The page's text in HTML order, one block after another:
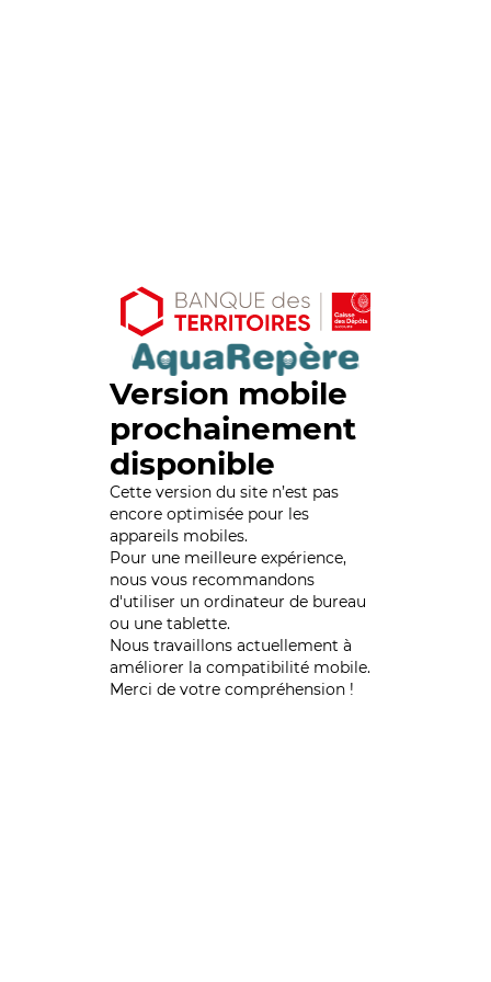
Version mobile
prochainement
disponible
Cette version du site n’est pas
encore optimisée pour les
appareils mobiles.
Pour une meilleure expérience,
nous vous recommandons
d'utiliser un ordinateur de bureau
ou une tablette.
Nous travaillons actuellement à
améliorer la compatibilité mobile.
Merci de votre compréhension !